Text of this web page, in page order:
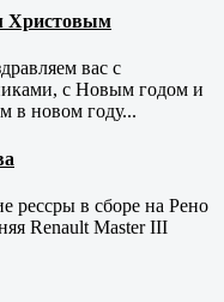
Христовым
вас с
с Новым годом и
в новом году...
рессры в сборе на Рено
Renault Master III